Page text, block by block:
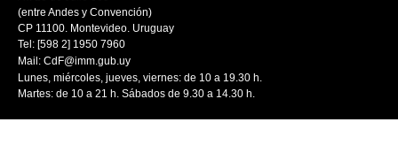
(entre Andes y Convención)
CP 11100. Montevideo. Uruguay
Tel: [598 2] 1950 7960
Mail: CdF@imm.gub.uy
Lunes, miércoles, jueves, viernes: de 10 a 19.30 h.
Martes: de 10 a 21 h. Sábados de 9.30 a 14.30 h.